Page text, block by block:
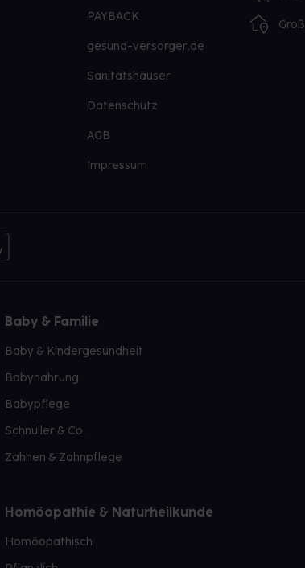
PAYBACK
gesund-versorger.de
Sanitätshäuser
Datenschutz
AGB
Impressum
Baby & Familie
Baby & Kindergesundheit
Babynahrung
Babypflege
Schnuller & Co.
Zahnen & Zahnpflege
Homöopathie & Naturheilkunde
Homöopathisch